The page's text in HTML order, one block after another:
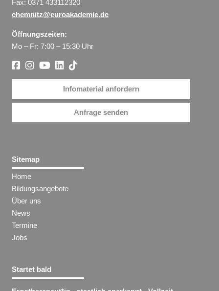
Fax: 0371 433112320
chemnitz@euroakademie.de
Öffnungszeiten:
Mo – Fr: 7:00 – 15:30 Uhr
Infomaterial anfordern
Anfrage senden
Sitemap
Home
Bildungsangebote
Über uns
News
Termine
Jobs
Startet bald